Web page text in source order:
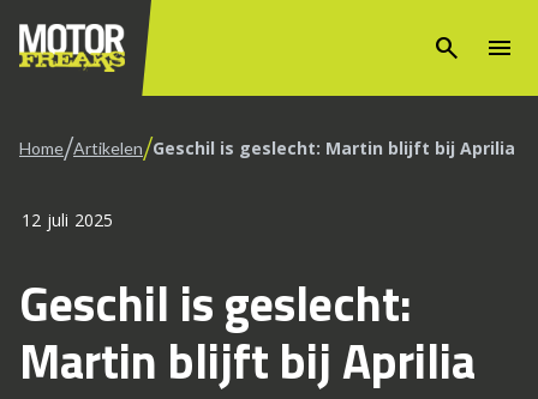
search menu
Home/Artikelen/Geschil is geslecht: Martin blijft bij Aprilia
12 juli 2025
Geschil is geslecht:
Martin blijft bij Aprilia